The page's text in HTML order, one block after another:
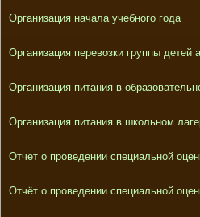
Организация начала учебного года
Организация перевозки группы детей
Организация питания в
Организация питания в школьном
Отчет о проведении специальной
Отчёт о проведении специальной